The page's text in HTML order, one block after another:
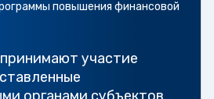
повышения финансовой
участие